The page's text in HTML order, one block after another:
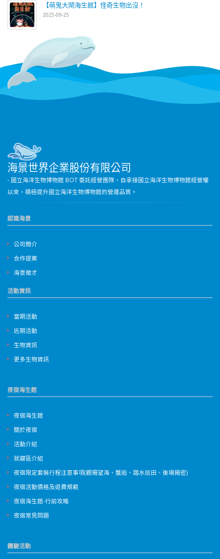
【萌鬼大鬧海生館】怪奇生物出沒！
2025-09-25
海景世界企業股份有限公司
- 國立海洋生物博物館 BOT 委託經營團隊，自承接國立海洋生物博物館經營權
以來，積極提升國立海洋生物博物館的營運品質。
認識海景
公司簡介
合作提案
海景徵才
活動資訊
當期活動
近期活動
生物資訊
更多生物資訊
夜宿海生館
夜宿海生館
關於夜宿
活動介紹
就寢區介紹
夜宿限定套裝行程注意事項(觀珊望海、蟹逅、踏水巡田、後場揭密)
夜宿活動價格及退費規範
夜宿海生館-行前攻略
夜宿常見問題
體驗活動